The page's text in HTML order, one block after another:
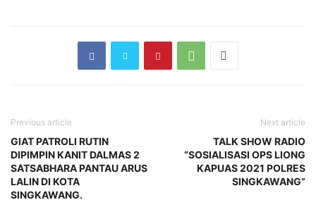
Previous article
GIAT PATROLI RUTIN
DIPIMPIN KANIT DALMAS 2
SATSABHARA PANTAU ARUS
LALIN DI KOTA
SINGKAWANG.
Next article
TALK SHOW RADIO
“SOSIALISASI OPS LIONG
KAPUAS 2021 POLRES
SINGKAWANG”